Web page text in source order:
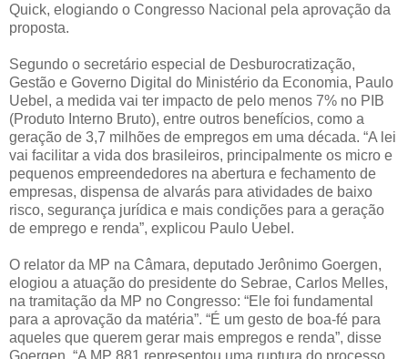
Quick, elogiando o Congresso Nacional pela aprovação da
proposta.
Segundo o secretário especial de Desburocratização,
Gestão e Governo Digital do Ministério da Economia, Paulo
Uebel, a medida vai ter impacto de pelo menos 7% no PIB
(Produto Interno Bruto), entre outros benefícios, como a
geração de 3,7 milhões de empregos em uma década. “A lei
vai facilitar a vida dos brasileiros, principalmente os micro e
pequenos empreendedores na abertura e fechamento de
empresas, dispensa de alvarás para atividades de baixo
risco, segurança jurídica e mais condições para a geração
de emprego e renda”, explicou Paulo Uebel.
O relator da MP na Câmara, deputado Jerônimo Goergen,
elogiou a atuação do presidente do Sebrae, Carlos Melles,
na tramitação da MP no Congresso: “Ele foi fundamental
para a aprovação da matéria”. “É um gesto de boa-fé para
aqueles que querem gerar mais empregos e renda”, disse
Goergen. “A MP 881 representou uma ruptura do processo